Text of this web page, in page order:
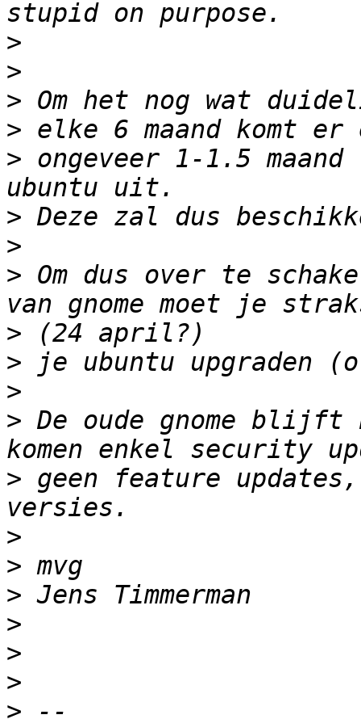
>
>
>
>
> ongeveer 1-1.5
>
>
> Om dus over te
>
>
>
> De oude gnome
> geen feature
>
>
>
>
>
>
>